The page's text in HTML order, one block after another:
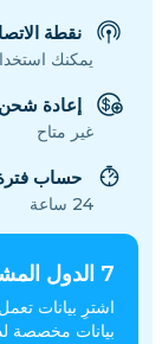
7 الدول
اشترِ بيانات
بيانات مخصصة
نقطة
يمكنك
إعادة شحن
غير متاح
حساب فترة
24 ساعة